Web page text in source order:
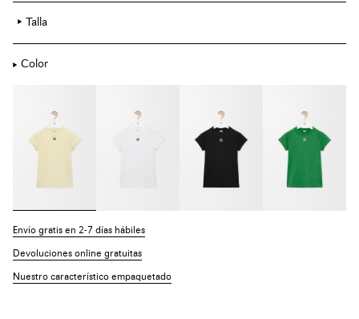
Talla
Color
Envío gratis en 2-7 días hábiles
Devoluciones online gratuitas
Nuestro característico empaquetado